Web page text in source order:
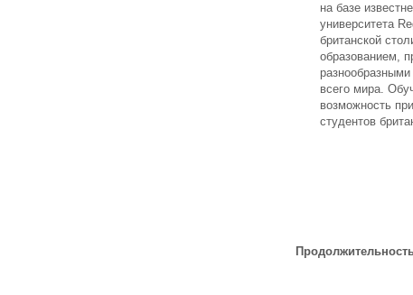
на базе
университета
британской
образованием,
всего мира.
возможность
студентов